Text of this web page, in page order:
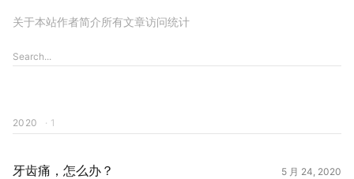
关于本站作者简介所有文章访问统计
2020 · 1
牙齿痛，怎么办？ 5 月 24, 2020